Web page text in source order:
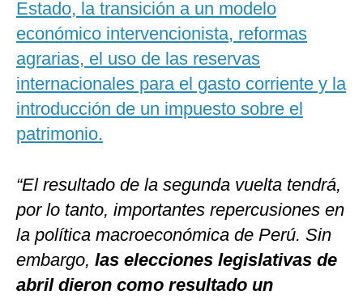
Estado, la transición a un modelo
económico intervencionista, reformas
agrarias, el uso de las reservas
internacionales para el gasto corriente y la
introducción de un impuesto sobre el
patrimonio.
“El resultado de la segunda vuelta tendrá,
por lo tanto, importantes repercusiones en
la política macroeconómica de Perú. Sin
embargo, las elecciones legislativas de
abril dieron como resultado un